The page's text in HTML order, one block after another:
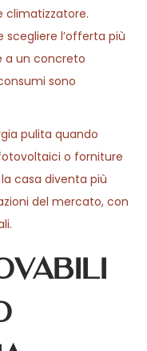
climatizzatore.
l’offerta più
a un concreto
sono
pulita quando
o forniture
casa diventa più
del mercato, con